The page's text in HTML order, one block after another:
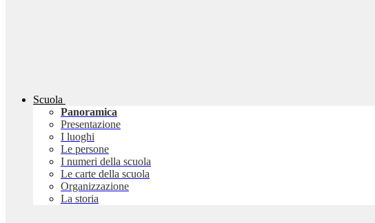
Scuola
Panoramica
Presentazione
I luoghi
Le persone
I numeri della scuola
Le carte della scuola
Organizzazione
La storia